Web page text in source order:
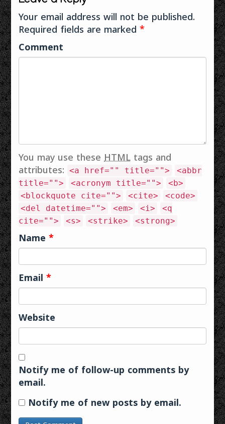
Your email address will not be published.
Required fields are marked*
Comment
You may use theseHTML tags and
attributes:
<a href="" title="">
<abbr
title="">
<acronym title="">
<b>
<blockquote cite="">
<cite>
<code>
<del datetime="">
<em> <i>
<q
cite="">
<s> <strike> <strong>
Name*
Email*
Website
Notify me of follow-up comments by
email.
Notify me of new posts by email.